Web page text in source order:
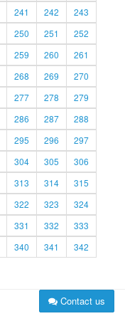
241 242
243
250 251
252
259 260
261
268 269
270
277 278
279
286 287
288
295 296
297
304 305
306
313 314
315
322 323
324
331 332
333
340 341
342
Contact us